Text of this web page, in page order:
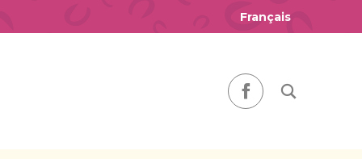
Français
FacebookNach